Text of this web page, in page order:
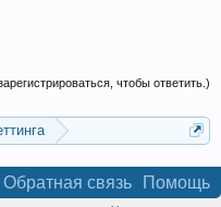
чтобы ответить.)
Обратная связь Помощь